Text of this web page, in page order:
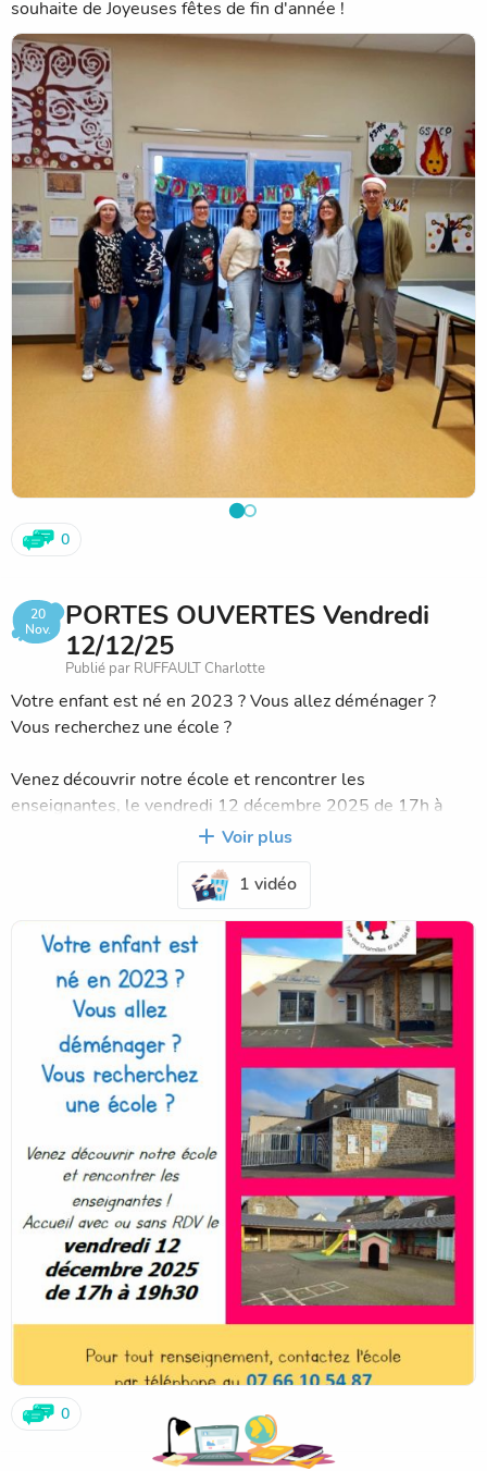
souhaite de Joyeuses fêtes de fin d'année !
0
20
Nov.
PORTES OUVERTES Vendredi
12/12/25
Publié par RUFFAULT Charlotte
Votre enfant est né en 2023 ? Vous allez déménager ?
Vous recherchez une école ?
Venez découvrir notre école et rencontrer les
enseignantes, le vendredi 12 décembre 2025 de 17h à
Nous vous accueillerons avec ou sans RDV.
Voir plus
1 vidéo
0